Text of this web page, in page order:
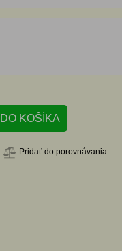
Pridať do porovnávania